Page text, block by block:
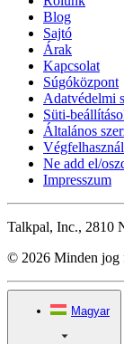
Blog
Sajtó
Árak
Kapcsolat
Súgóközpont
Adatvédelmi
Süti-
Általános
Ne add el/
Impresszum
Talkpal, Inc., 2810
© 2026 Minden jog
Magyar